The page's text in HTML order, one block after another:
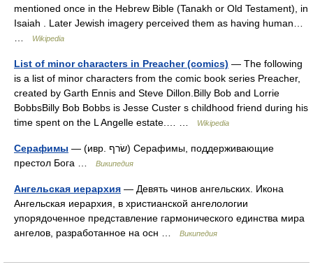
mentioned once in the Hebrew Bible (Tanakh or Old Testament), in
Isaiah . Later Jewish imagery perceived them as having human…
Wikipedia
List of minor characters in Preacher (comics) — The following
is a list of minor characters from the comic book series Preacher,
created by Garth Ennis and Steve Dillon.Billy Bob and Lorrie
BobbsBilly Bob Bobbs is Jesse Custer s childhood friend during his
time spent on the L Angelle estate.… …
Wikipedia
Серафимы — (ивр. שׂרף‎) Серафимы, поддерживающие
престол Бога …
Википедия
Ангельская иерархия — Девять чинов ангельских. Икона
Ангельская иерархия, в христианской ангелологии
упорядоченное представление гармонического единства мира
ангелов, разработанное на осн …
Википедия